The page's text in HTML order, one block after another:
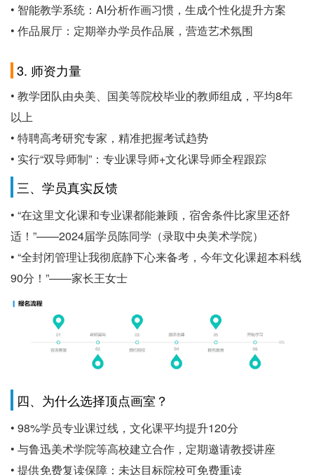
• 智能教学系统：AI分析作画习惯，生成个性化提升方案
• 作品展厅：定期举办学员作品展，营造艺术氛围
3. 师资力量
• 教学团队由央美、国美等院校毕业的教师组成，平均8年
以上
• 特聘高考研究专家，精准把握考试趋势
• 实行“双导师制”：专业课导师+文化课导师全程跟踪
三、学员真实反馈
• “在这里文化课和专业课都能兼顾，宿舍条件比家里还舒
适！”——2024届学员陈同学（录取中央美术学院）
• “全封闭管理让我彻底静下心来备考，今年文化课超本科线
90分！”——家长王女士
四、为什么选择顶点画室？
• 98%学员专业课过线，文化课平均提升120分
• 与鲁迅美术学院等高校建立合作，定期邀请教授讲座
• 提供免费复读保障：未达目标院校可免费重读